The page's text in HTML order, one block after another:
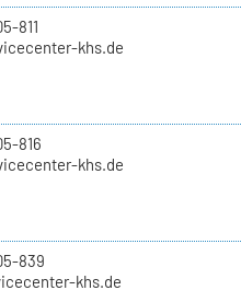
811
khs.de
816
khs.de
839
khs.de